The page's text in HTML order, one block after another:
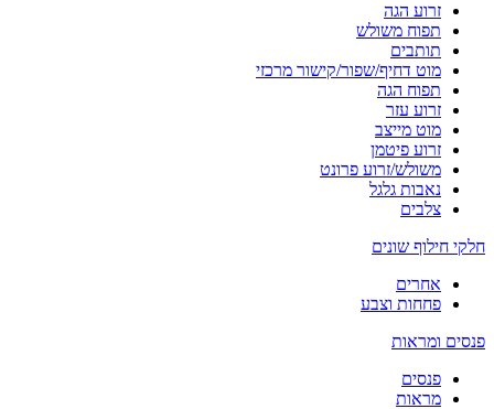
זרוע הגה
תפוח משולש
תותבים
מוט דחיף/שפור/קישור מרכזי
תפוח הגה
זרוע עזר
מוט מייצב
זרוע פיטמן
משולש/זרוע פרונט
נאבות גלגל
צלבים
חלקי חילוף שונים
אחרים
פחחות וצבע
פנסים ומראות
פנסים
מראות